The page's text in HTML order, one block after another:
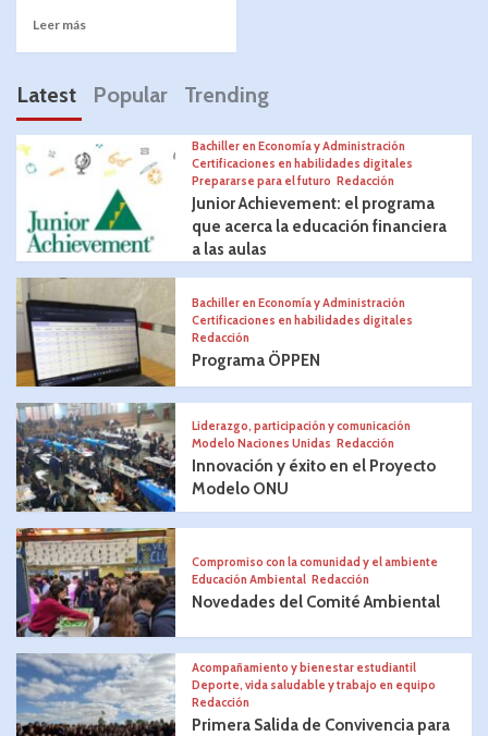
Leer más
Latest Popular Trending
Bachiller en Economía y Administración
Certificaciones en habilidades digitales
Prepararse para el futuro Redacción
Junior Achievement: el programa
que acerca la educación financiera
a las aulas
Bachiller en Economía y Administración
Certificaciones en habilidades digitales
Redacción
Programa ÖPPEN
Liderazgo, participación y comunicación
Modelo Naciones Unidas Redacción
Innovación y éxito en el Proyecto
Modelo ONU
Compromiso con la comunidad y el ambiente
Educación Ambiental Redacción
Novedades del Comité Ambiental
Acompañamiento y bienestar estudiantil
Deporte, vida saludable y trabajo en equipo
Redacción
Primera Salida de Convivencia para